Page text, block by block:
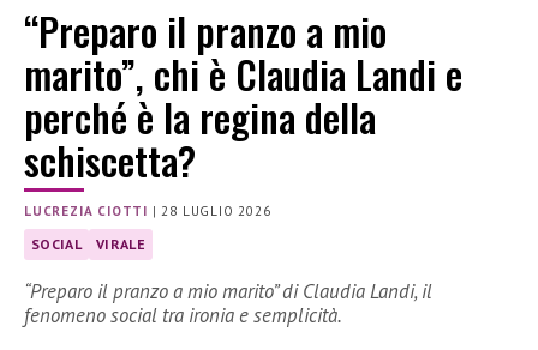
“Preparo il pranzo a mio
marito”, chi è Claudia Landi e
perché è la regina della
schiscetta?
LUCREZIA CIOTTI | 28 LUGLIO 2026
SOCIAL VIRALE
“Preparo il pranzo a mio marito” di Claudia Landi, il
fenomeno social tra ironia e semplicità.